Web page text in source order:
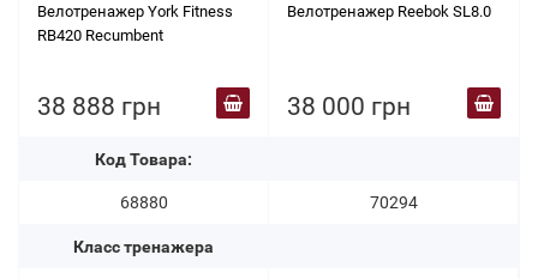
Велотренажер York Fitness
RB420 Recumbent
38 888 грн
Код Товара:
68880
Класс тренажера
Велотренажер Reebok SL8.0
38 000 грн
70294